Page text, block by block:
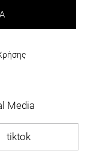
Media
tiktok